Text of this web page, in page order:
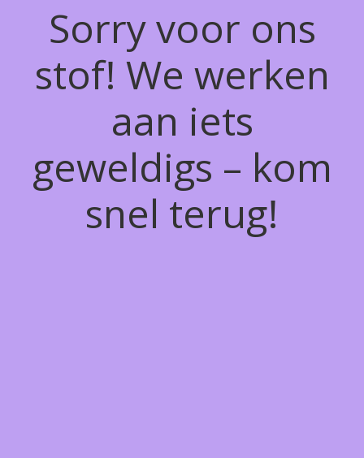
Sorry voor ons
stof! We werken
aan iets
geweldigs – kom
snel terug!